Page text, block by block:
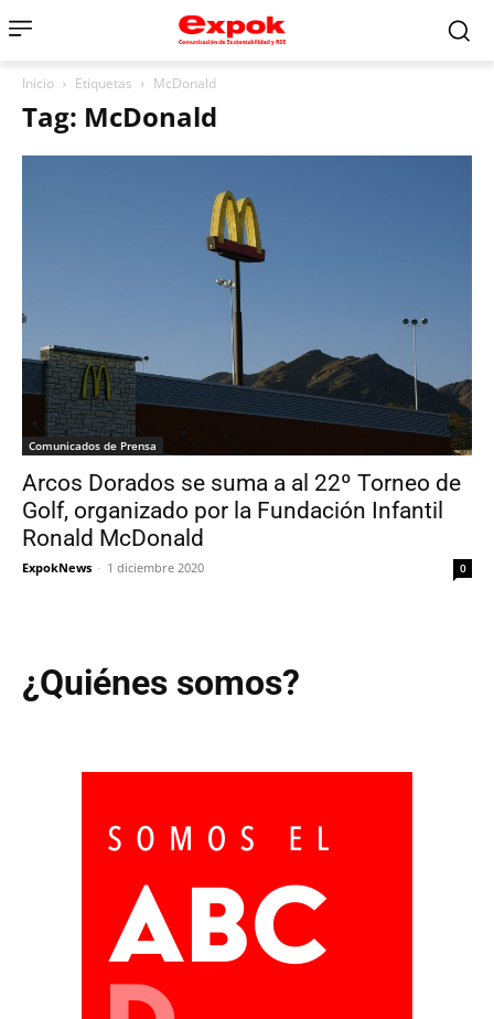
Inicio Etiquetas McDonald
Tag: McDonald
Comunicados de Prensa
Arcos Dorados se suma a al 22º Torneo de
Golf, organizado por la Fundación Infantil
Ronald McDonald
ExpokNews - 1 diciembre 2020 0
¿Quiénes somos?